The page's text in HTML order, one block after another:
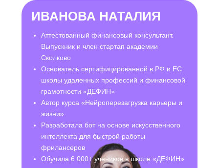
ИВАНОВА НАТАЛИЯ
Аттестованный финансовый консультант.
Выпускник и член стартап академии
Сколково
Основатель сертифицированной в РФ и ЕС
школы удаленных профессий и финансовой
грамотности «ДЕФИН»
Автор курса «Нейроперезагрузка карьеры и
жизни»
Разработала бот на основе искусственного
интеллекта для быстрой работы
фрилансеров
Обучила 6 000+ учеников в школе «ДЕФИН»